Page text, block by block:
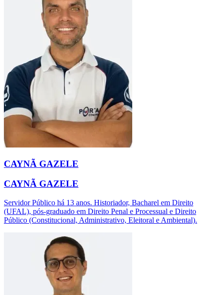
CAYNÃ GAZELE
CAYNÃ GAZELE
Servidor Público há 13 anos. Historiador, Bacharel em Direito
(UFAL), pós-graduado em Direito Penal e Processual e Direito
Público (Constitucional, Administrativo, Eleitoral e Ambiental).